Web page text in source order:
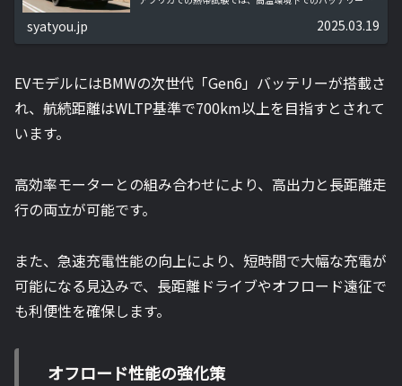
れた。今後、BMW i3セダンやiX4などのEVモデルも展開予
定。最新EV戦略と技術革新を詳しく解説する。
syatyou.jp 2025.03.19
EVモデルにはBMWの次世代「Gen6」バッテリーが搭載さ
れ、航続距離はWLTP基準で700km以上を目指すとされて
います。
高効率モーターとの組み合わせにより、高出力と長距離走
行の両立が可能です。
また、急速充電性能の向上により、短時間で大幅な充電が
可能になる見込みで、長距離ドライブやオフロード遠征で
も利便性を確保します。
オフロード性能の強化策